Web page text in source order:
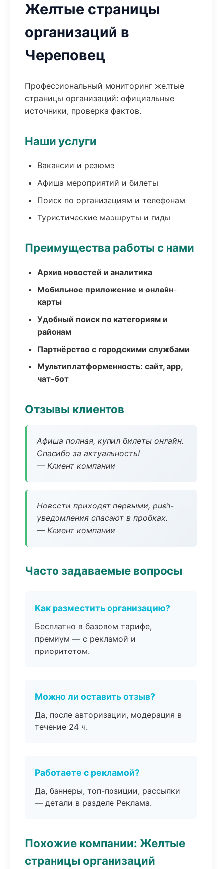
Желтые страницы
организаций в
Череповец
Профессиональный мониторинг желтые
страницы организаций: официальные
источники, проверка фактов.
Наши услуги
Вакансии и резюме
Афиша мероприятий и билеты
Поиск по организациям и телефонам
Туристические маршруты и гиды
Преимущества работы с нами
Архив новостей и аналитика
Мобильное приложение и онлайн-
карты
Удобный поиск по категориям и
районам
Партнёрство с городскими службами
Мультиплатформенность: сайт, app,
чат-бот
Отзывы клиентов
Афиша полная, купил билеты онлайн.
Спасибо за актуальность!
— Клиент компании
Новости приходят первыми, push-
уведомления спасают в пробках.
— Клиент компании
Часто задаваемые вопросы
Как разместить организацию?
Бесплатно в базовом тарифе,
премиум — с рекламой и
приоритетом.
Можно ли оставить отзыв?
Да, после авторизации, модерация в
течение 24 ч.
Работаете с рекламой?
Да, баннеры, топ-позиции, рассылки
— детали в разделе Реклама.
Похожие компании: Желтые
страницы организаций